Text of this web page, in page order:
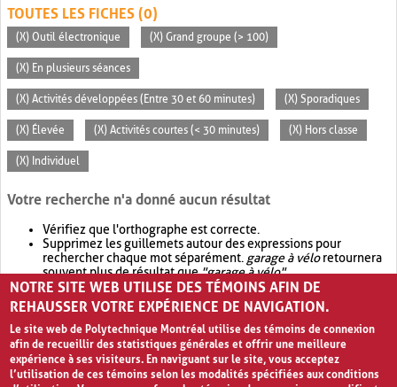
TOUTES LES FICHES (0)
(X) Outil électronique (X) Grand groupe (> 100)
(X) En plusieurs séances
(X) Activités développées (Entre 30 et 60 minutes) (X) Sporadiques
(X) Élevée (X) Activités courtes (< 30 minutes) (X) Hors classe
(X) Individuel
Votre recherche n'a donné aucun résultat
Vérifiez que l'orthographe est correcte.
Supprimez les guillemets autour des expressions pour
rechercher chaque mot séparément. garage à véloretournera
souvent plus de résultat que"garage à vélo".
Envisagez d'élargir votre recherche avec OR.garage OR vélo
retournera souvent plus de résultat quegarage à vélo
NOTRE SITE WEB UTILISE DES TÉMOINS AFIN DE
REHAUSSER VOTRE EXPÉRIENCE DE NAVIGATION.
Le site web de Polytechnique Montréal utilise des témoins de connexion
afin de recueillir des statistiques générales et offrir une meilleure
expérience à ses visiteurs. En naviguant sur le site, vous acceptez
l’utilisation de ces témoins selon les modalités spécifiées aux conditions